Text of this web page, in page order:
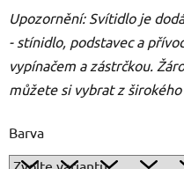
Upozornění: Svítidlo je
- stínidlo, podstavec a
vypínačem a zástrčkou.
můžete si vybrat z
Barva